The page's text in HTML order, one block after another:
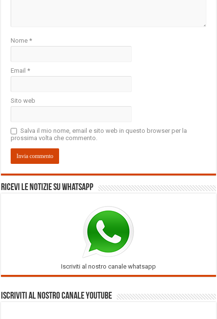
Nome*
Email*
Sito web
Salva il mio nome, email e sito web in questo browser per la
prossima volta che commento.
Ricevi le notizie su Whatsapp
Iscriviti al nostro canale whatsapp
Iscriviti al nostro Canale Youtube